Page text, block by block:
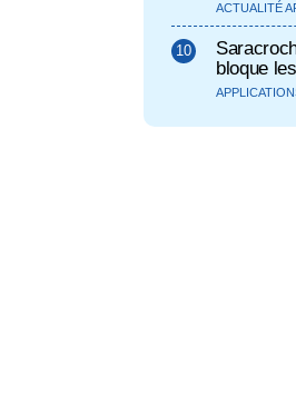
ACTUALITÉ
bloque